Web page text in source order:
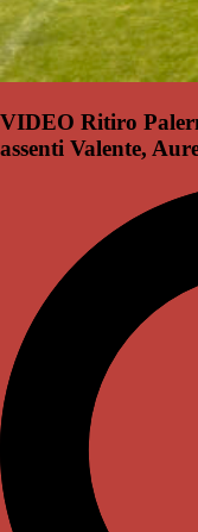
VIDEO Ritiro
assenti Valente,